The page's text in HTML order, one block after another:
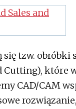
tzw. obróbki
Cutting), które
CAD/CAM